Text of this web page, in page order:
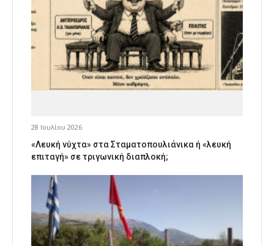
28 Ιουλίου 2026
«Λευκή νύχτα» στα Σταματοπουλιάνικα ή «λευκή
επιταγή» σε τριγωνική διαπλοκή;